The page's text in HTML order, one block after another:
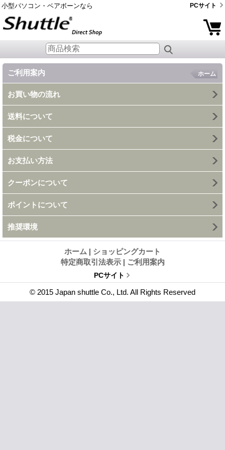
小型パソコン・ベアボーンなら PCサイト
ご利用案内 ホーム
お買い物の流れ
送料について
税金について
お支払い方法
クーポンについて
ポイントについて
推奨環境
ホーム | ショッピングカート
特定商取引法表示 | ご利用案内
PCサイト
© 2015 Japan shuttle Co., Ltd. All Rights Reserved